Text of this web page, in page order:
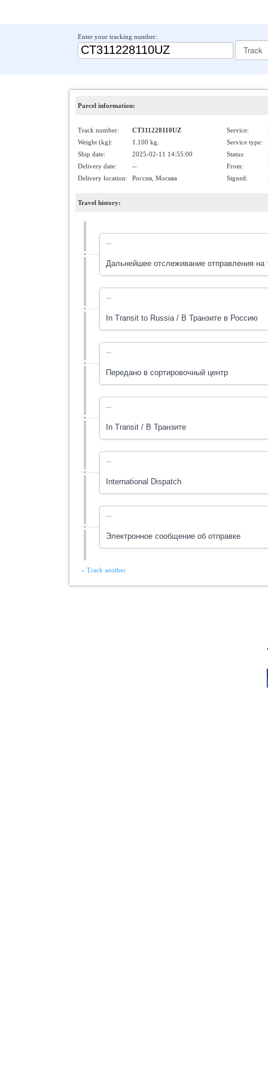
Enter your tracking number:
Parcel information:
Track number: CT311228110UZ Service:
Weight (kg):
1.100 kg. Service type:
Ship date:
2025-02-11 14:55:00 Status:
Delivery date:
-- From:
Delivery location:
Россия, Москва Signed:
Travel history:
---
Дальнейшее отслеживание отправления
---
In Transit to Russia / В Транзите в Россию
---
Передано в cортировочный центр
---
In Transit / В Транзите
---
International Dispatch
---
Электронное сообщение об отправке
« Track another